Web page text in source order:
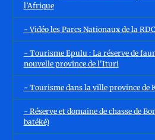
l’Afrique
- Vidéo les Parcs Nationaux de la
- Tourisme Epulu : La réserve de
nouvelle province de l'Ituri
- Tourisme dans la ville province de
- Réserve et domaine de chasse de
batéké)